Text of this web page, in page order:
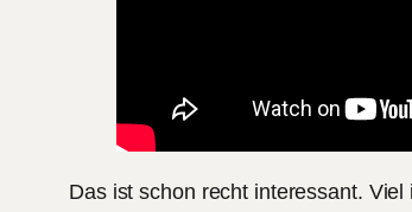
Das ist schon recht interessant.